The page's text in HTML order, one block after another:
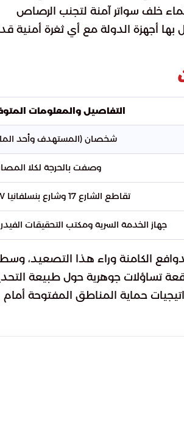
خلف سواتر آمنة لتجنب الرصاص
أجهزة الدولة مع أي ثغرة أمنية
التفاصيل والمعلومات
شخصان (المستهدف وأحد
وصفت بالحرجة لكلا
تقاطع الشارع 17 وشارع بنسلفانيا NW
جهاز الخدمة السرية ومكتب التحقيقات
الكامنة وراء هذا التصعيد،
تساؤلات جوهرية حول طبيعة
حماية المناطق المفتوحة أمام